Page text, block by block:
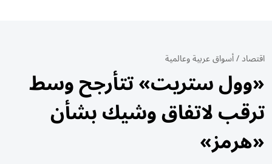
اقتصاد/أسواق عربية وعالمية
«وول ستريت» تتأرجح وسط
ترقب لاتفاق وشيك بشأن
«هرمز»